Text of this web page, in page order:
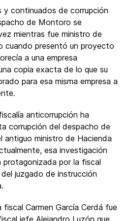
y continuados de corrupción
de Montoro se
mientras fue ministro de
cuando presentó un proyecto
a una empresa
copia exacta de lo que su
para esa misma empresa a
anticorrupción ha
corrupción del despacho de
antiguo ministro de Hacienda
esa investigación
protagonizada por la fiscal
juzgado de instrucción
Carmen García Cerdá fue
jefe Alejandro Luzón que